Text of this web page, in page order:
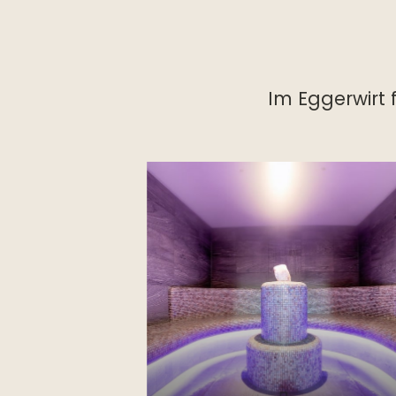
Im Eggerwirt